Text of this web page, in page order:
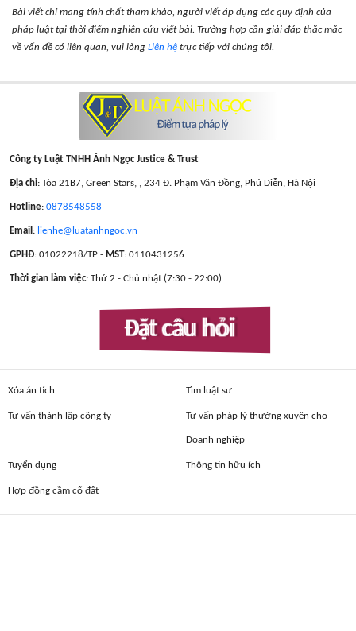
Bài viết chỉ mang tính chất tham khảo, người viết áp dụng các quy định của
pháp luật tại thời điểm nghiên cứu viết bài. Trường hợp cần giải đáp thắc mắc
về vấn đề có liên quan, vui lòng Liên hệ trực tiếp với chúng tôi.
Công ty Luật TNHH Ánh Ngọc Justice & Trust
Địa chỉ: Tòa 21B7, Green Stars, , 234 Đ. Phạm Văn Đồng, Phú Diễn, Hà Nội
Hotline: 0878548558
Email : lienhe@luatanhngoc.vn
GPHĐ: 01022218/TP - MST: 0110431256
Thời gian làm việc: Thứ 2 - Chủ nhật (7:30 - 22:00)
Đặt câu hỏi
Xóa án tích Tìm luật sư
Tư vấn thành lập công ty Tư vấn pháp lý thường xuyên cho
Doanh nghiệp
Tuyển dụng Thông tin hữu ích
Hợp đồng cầm cố đất